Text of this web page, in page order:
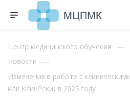
Центр медицинского обучения
Новости
Изменения в работе с
или КлинРеки) в 2025 году